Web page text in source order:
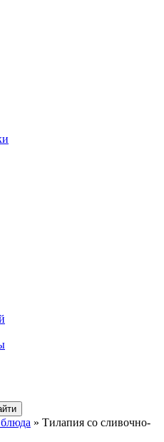
» Тилапия со сливочно-